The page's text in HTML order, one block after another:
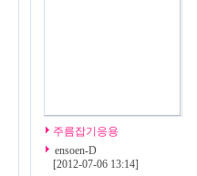
주름잡기응용
ensoen-D
[2012-07-06 13:14]